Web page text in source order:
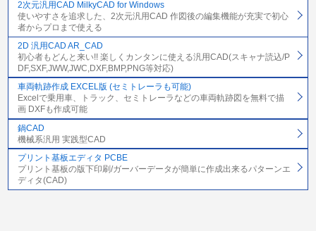
2次元汎用CAD MilkyCAD for Windows
使いやすさを追求した、2次元汎用CAD 作図後の編集機能が充実で初心
者からプロまで使える
2D 汎用CAD AR_CAD
初心者もどんと来い!! 楽しくカンタンに使える汎用CAD(スキャナ読込/P
DF,SXF,JWW,JWC,DXF,BMP,PNG等対応)
車両軌跡作成 EXCEL版 (セミトレーラも可能)
Excelで乗用車、トラック、セミトレーラなどの車両軌跡図を無料で描
画 DXFも作成可能
鍋CAD
機械系汎用 実践型CAD
プリント基板エディタ PCBE
プリント基板の版下印刷/ガーバーデータが簡単に作成出来るパターンエ
ディタ(CAD)